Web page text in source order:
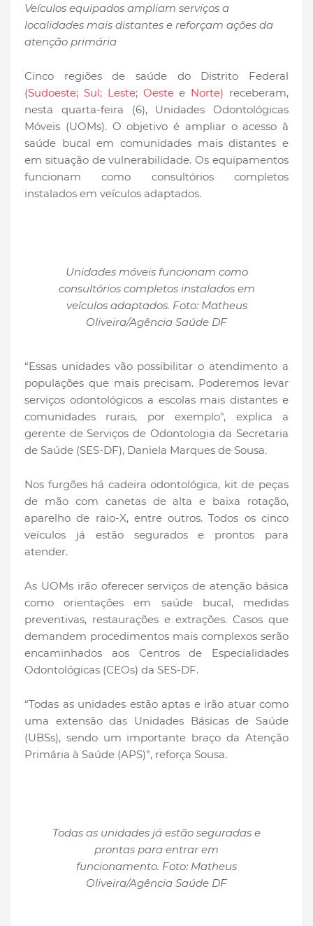
Veículos equipados ampliam serviços a
localidades mais distantes e reforçam ações da
atenção primária
Cinco regiões de saúde do Distrito Federal
(Sudoeste; Sul; Leste; Oestee Norte) receberam,
nesta quarta-feira (6), Unidades Odontológicas
Móveis (UOMs). O objetivo é ampliar o acesso à
saúde bucal em comunidades mais distantes e
em situação de vulnerabilidade. Os equipamentos
funcionam como consultórios completos
instalados em veículos adaptados.
Unidades móveis funcionam como
consultórios completos instalados em
veículos adaptados. Foto: Matheus
Oliveira/Agência Saúde DF
“Essas unidades vão possibilitar o atendimento a
populações que mais precisam. Poderemos levar
serviços odontológicos a escolas mais distantes e
comunidades rurais, por exemplo", explica a
gerente de Serviços de Odontologia da Secretaria
de Saúde (SES-DF), Daniela Marques de Sousa.
Nos furgões há cadeira odontológica, kit de peças
de mão com canetas de alta e baixa rotação,
aparelho de raio-X, entre outros. Todos os cinco
veículos já estão segurados e prontos para
atender.
As UOMs irão oferecer serviços de atenção básica
como orientações em saúde bucal, medidas
preventivas, restaurações e extrações. Casos que
demandem procedimentos mais complexos serão
encaminhados aos Centros de Especialidades
Odontológicas (CEOs) da SES-DF.
“Todas as unidades estão aptas e irão atuar como
uma extensão das Unidades Básicas de Saúde
(UBSs), sendo um importante braço da Atenção
Primária à Saúde (APS)”, reforça Sousa.
Todas as unidades já estão seguradas e
prontas para entrar em
funcionamento. Foto: Matheus
Oliveira/Agência Saúde DF